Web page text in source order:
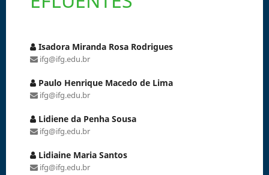
Isadora Miranda Rosa Rodrigues
ifg@ifg.edu.br
Paulo Henrique Macedo de Lima
ifg@ifg.edu.br
Lidiene da Penha Sousa
ifg@ifg.edu.br
Lidiaine Maria Santos
ifg@ifg.edu.br